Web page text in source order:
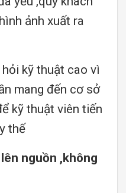
ảnh xuất ra
kỹ thuật cao vì
mang đến cơ sở
kỹ thuật viên tiến
thế
nguồn ,không